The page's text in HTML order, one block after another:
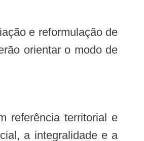
orientar o modo de
a integralidade e a